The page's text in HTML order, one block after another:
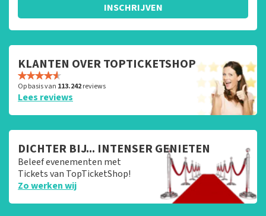
INSCHRIJVEN
KLANTEN OVER TOPTICKETSHOP
Op basis van 113.242reviews
Lees reviews
DICHTER BIJ... INTENSER GENIETEN
Beleef evenementen met
Tickets van TopTicketShop!
Zo werken wij